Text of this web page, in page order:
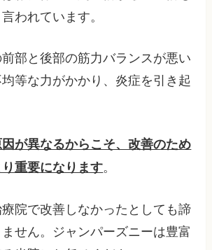
われています。
部と後部の筋力バランスが悪い
等な力がかかり、炎症を引き起
が異なるからこそ、改善のため
重要になります。
院で改善しなかったとしても諦
せん。ジャンパーズニーは豊富